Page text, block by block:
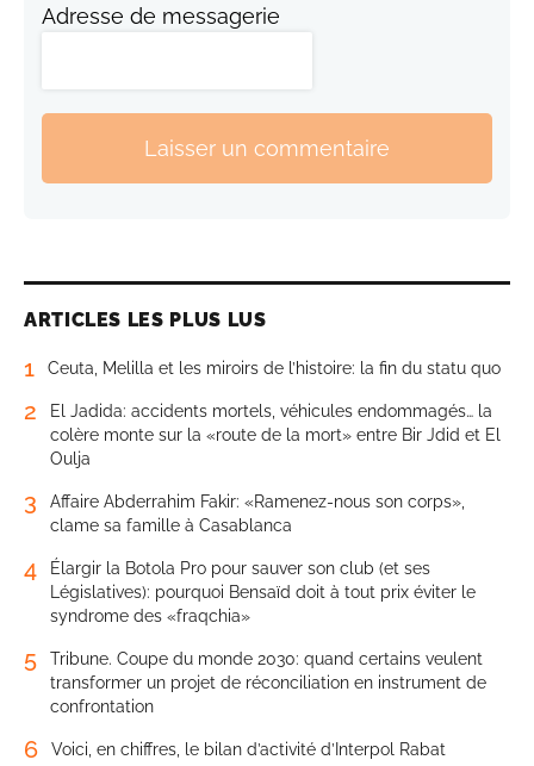
Adresse de messagerie
Laisser un commentaire
ARTICLES LES PLUS LUS
1 Ceuta, Melilla et les miroirs de l’histoire: la fin du statu quo
2
El Jadida: accidents mortels, véhicules endommagés… la
colère monte sur la «route de la mort» entre Bir Jdid et El
Oulja
3
Affaire Abderrahim Fakir: «Ramenez-nous son corps»,
clame sa famille à Casablanca
4
Élargir la Botola Pro pour sauver son club (et ses
Législatives): pourquoi Bensaïd doit à tout prix éviter le
syndrome des «fraqchia»
5
Tribune. Coupe du monde 2030: quand certains veulent
transformer un projet de réconciliation en instrument de
confrontation
6 Voici, en chiffres, le bilan d’activité d’Interpol Rabat